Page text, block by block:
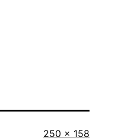
Tamaño
250 × 158